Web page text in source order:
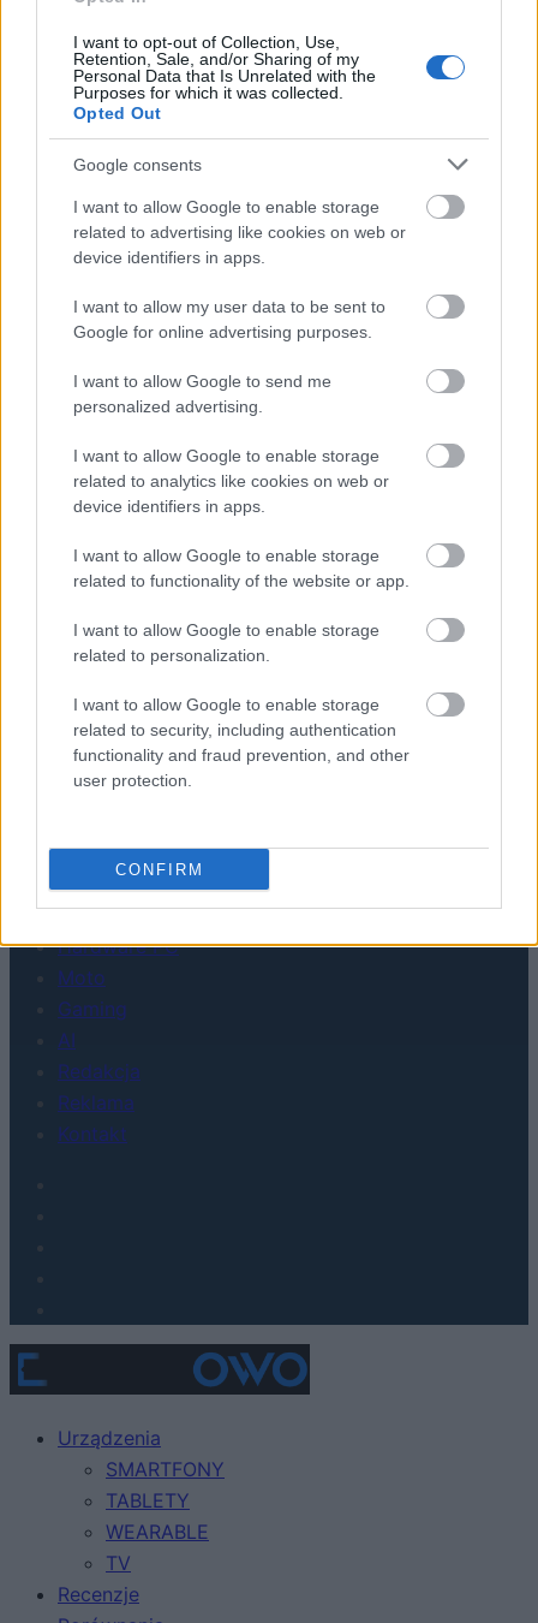
I want to opt-out of Collection, Use,
Retention, Sale, and/or Sharing of my
Personal Data that Is Unrelated with the
Purposes for which it was collected.
Opted Out
Google consents
I want to allow Google to enable storage
related to advertising like cookies on web or
device identifiers in apps.
I want to allow my user data to be sent to
Google for online advertising purposes.
I want to allow Google to send me
personalized advertising.
I want to allow Google to enable storage
related to analytics like cookies on web or
device identifiers in apps.
I want to allow Google to enable storage
related to functionality of the website or app.
I want to allow Google to enable storage
related to personalization.
I want to allow Google to enable storage
related to security, including authentication
functionality and fraud prevention, and other
user protection.
CONFIRM
© 2026 Tabletowo.pl. Wszelkie prawa zastrzeżone. K
REKLAMA
POLITYKA PRYWATNOŚCI
SMARTFONY
TABLETY
WEARABLE
TV
Recenzje
Porównania
Porady
Promocje
FinTech
Hardware PC
Moto
Gaming
AI
Redakcja
Reklama
Kontakt
Urządzenia
SMARTFONY
TABLETY
WEARABLE
TV
Recenzje